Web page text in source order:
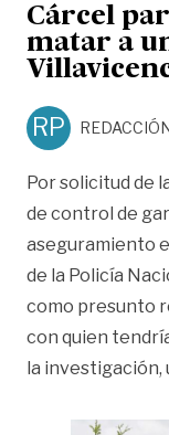
Cárcel
matar a
RP
Por solicitud de
de control de
aseguramiento
de la Policía
como presunto
con quien
la investigación,